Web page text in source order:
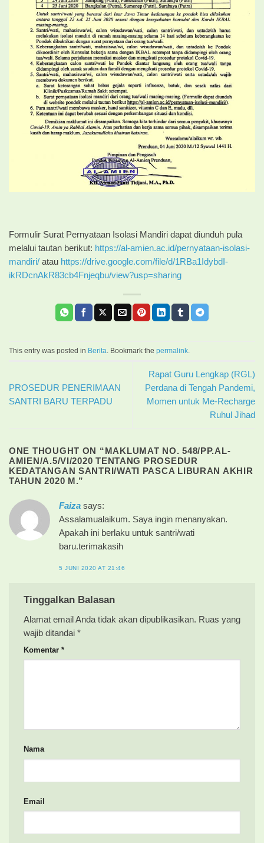
Formulir Surat Pernyataan Isolasi Mandiri dapat diunduh pula
melalui tautan berikut: https://al-amien.ac.id/pernyataan-isolasi-
mandiri/ atau https://drive.google.com/file/d/1RBa1IdybdI-
ikRDcnAkR83cb4Fnjeqbu/view?usp=sharing
This entry was posted in Berita . Bookmark the permalink
PROSEDUR PENERIMAAN
SANTRI BARU TERPADU
Rapat Guru Lengkap (RGL)
Perdana di Tengah Pandemi,
Momen untuk Me-Recharge
Ruhul Jihad
ONE THOUGHT ON “ MAKLUMAT NO. 548/PP.AL-
AMIEN/A.5/VI/2020 TENTANG PROSEDUR
KEDATANGAN SANTRI/WATI PASCA LIBURAN AKHIR
TAHUN 2020 M.”
Faiza says:
Assalamualaikum. Saya ingin menanyakan.
Apakah ini berlaku untuk santri/wati
baru.terimakasih
5 JUNI 2020 AT 21:46
Tinggalkan Balasan
Alamat email Anda tidak akan dipublikasikan. Ruas yang
wajib ditandai *
Komentar *
Nama
Email